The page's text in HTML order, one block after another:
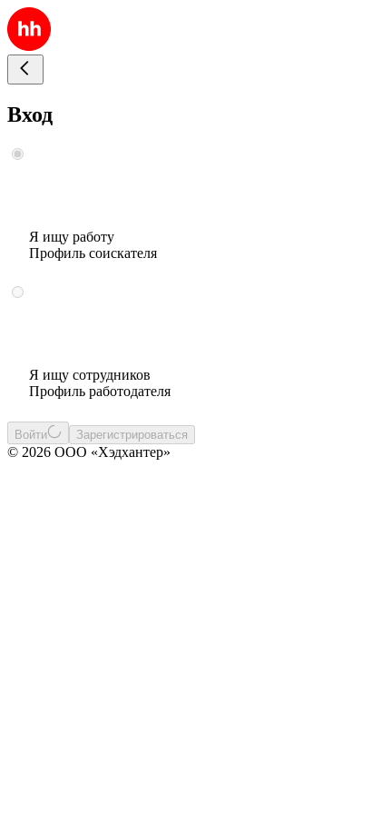
Вход
Я ищу работу
Профиль соискателя
Я ищу сотрудников
Профиль работодателя
Войти Зарегистрироваться
© 2026 ООО «Хэдхантер»